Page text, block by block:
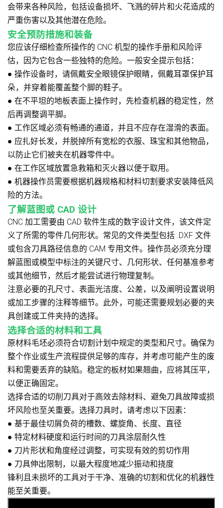
会带来各种风险，包括设备损坏、飞溅的碎片和火花造成的
严重伤害以及其他潜在危险。
安全预防措施和装备
您应该仔细检查所操作的 CNC 机型的操作手册和风险评
估，因为它包含一些独特的危险。一般安全提示包括：
● 操作设备时，请佩戴安全眼镜保护眼睛，佩戴耳罩保护耳
朵，并穿着能覆盖整个脚的鞋子。
● 在不平坦的地板表面上操作时，先检查机器的稳定性，然
后再调整调平脚。
● 工作区域必须有畅通的通道，并且不应存在湿滑的表面。
● 应扎好长发，并脱掉所有宽松的衣服、珠宝和其他物品，
以防止它们被夹在机器零件中。
● 在工作区域放置急救箱和灭火器以便于取用。
● 机器操作员需要根据机器规格和材料切割要求安装降低风
险的方法。
了解蓝图或 CAD 设计
CNC 加工需要由 CAD 软件生成的数字设计文件，该文件定
义了所需的零件几何形状。常见的文件类型包括 .DXF 文件
或包含刀具路径信息的 CAM 专用文件。操作员必须充分理
解蓝图或模型中标注的关键尺寸、几何形状、任何基准参考
或其他细节，然后才能尝试进行物理复制。
注意必要的孔尺寸、表面光洁度、公差，以及阐明设置说明
或加工步骤的注释等细节。此外，可能还需要规划必要的夹
具创建或工件夹持的选择。
选择合适的材料和工具
原材料毛坯必须符合切割计划中规定的类型和尺寸。确保为
整个作业或生产流程提供足够的库存，并考虑可能产生的废
料和需要丢弃的缺陷。稳定的板材如果翘曲，应将其压平，
以便正确固定。
选择合适的切削刀具对于高效去除材料、避免刀具故障或损
坏风险也至关重要。选择刀具时，请考虑以下因素：
● 基于最佳切屑负荷的槽数、螺旋角、长度、直径
● 特定材料硬度和运行时间的刀具涂层耐久性
● 刀片形状和角度经过调整，可实现有效的剪切作用
● 刀具伸出限制，以最大程度地减少振动和挠度
锋利且未损坏的工具对于干净、准确的切割和优化的机器性
能至关重要。